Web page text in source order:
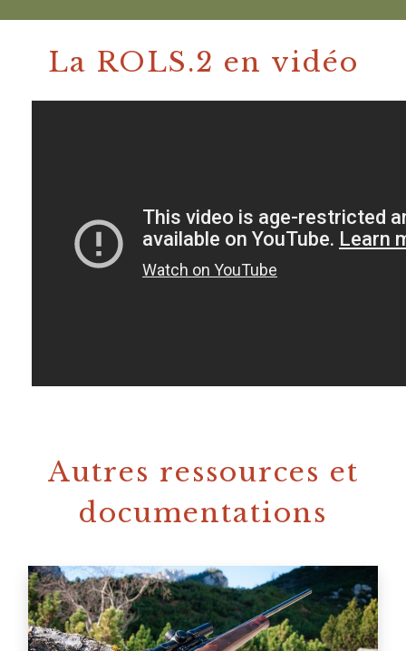
La ROLS.2 en vidéo
Autres ressources et
documentations